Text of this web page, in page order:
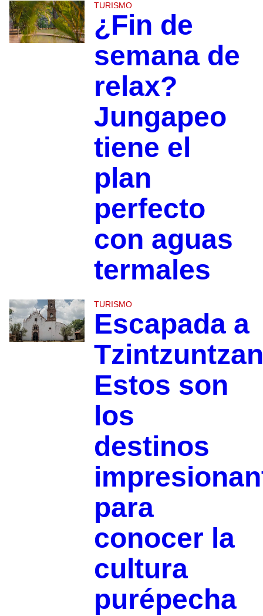
TURISMO
¿Fin de
semana de
relax?
Jungapeo
tiene el
plan
perfecto
con aguas
termales
TURISMO
Escapada a
Estos son
los
destinos
para
conocer la
cultura
purépecha